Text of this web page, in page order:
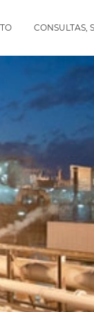
CONSULTAS,